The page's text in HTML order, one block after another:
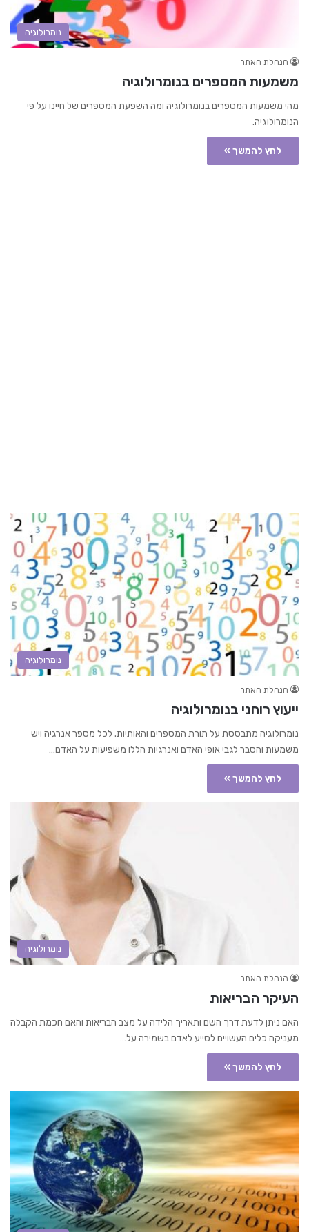
נומרולוגיה
הנהלת האתר
משמעות המספרים בנומרולוגיה
מהי משמעות המספרים בנומרולוגיה ומה השפעת המספרים של חיינו על פי
הנומרולוגיה.
לחץ להמשך »
נומרולוגיה
הנהלת האתר
ייעוץ רוחני בנומרולוגיה
נומרולוגיה מתבססת על תורת המספרים והאותיות. לכל מספר אנרגיה ויש
משמעות והסבר לגבי אופי האדם ואנרגיות הללו משפיעות על האדם…
לחץ להמשך »
נומרולוגיה
הנהלת האתר
העיקר הבריאות
האם ניתן לדעת דרך השם ותאריך הלידה על מצב הבריאות והאם חכמת הקבלה
מעניקה כלים העשויים לסייע לאדם בשמירה על…
לחץ להמשך »